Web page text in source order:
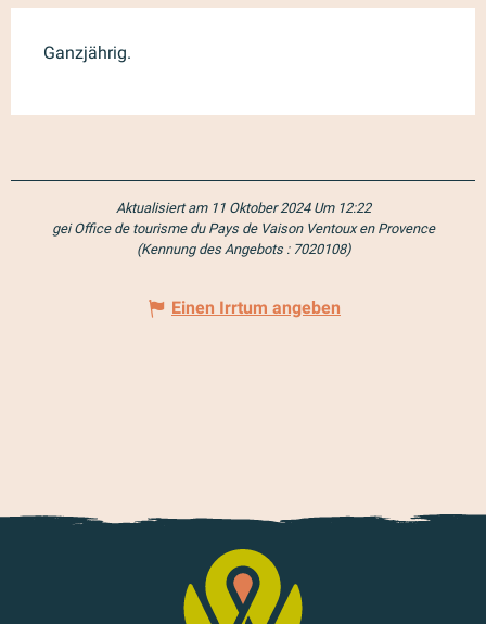
Ganzjährig.
Aktualisiert am 11 Oktober 2024 Um 12:22
gei Office de tourisme du Pays de Vaison Ventoux en Provence
(Kennung des Angebots : 7020108)
Einen Irrtum angeben